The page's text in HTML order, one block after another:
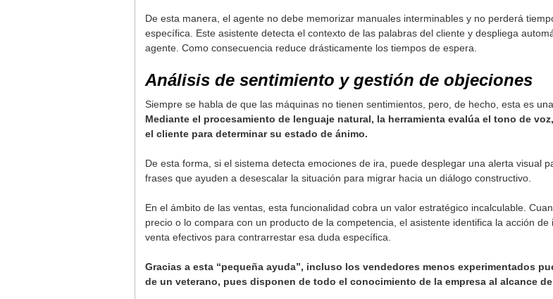
De esta manera, el agente no debe memorizar manuales interminables y no perderá
específica. Este asistente detecta el contexto de las palabras del cliente y despliega
agente. Como consecuencia reduce drásticamente los tiempos de espera.
Análisis de sentimiento y gestión de objeciones
Siempre se habla de que las máquinas no tienen sentimientos, pero, de hecho, esta es
Mediante el procesamiento de lenguaje natural, la herramienta evalúa el tono de
el cliente para determinar su estado de ánimo.
De esta forma, si el sistema detecta emociones de ira, puede desplegar una alerta visual
frases que ayuden a desescalar la situación para migrar hacia un diálogo constructivo.
En el ámbito de las ventas, esta funcionalidad cobra un valor estratégico incalculable.
precio o lo compara con un producto de la competencia, el asistente identifica la acción
venta efectivos para contrarrestar esa duda específica.
Gracias a esta “pequeña ayuda”, incluso los vendedores menos experimentados
de un veterano, pues disponen de todo el conocimiento de la empresa al alcance